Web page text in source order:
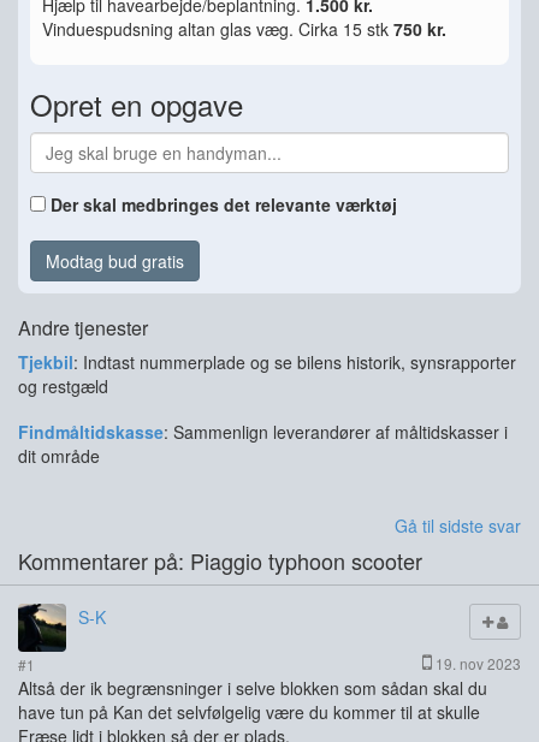
Hjælp til havearbejde/beplantning. 1.500 kr.
Vinduespudsning altan glas væg. Cirka 15 stk 750 kr.
Opret en opgave
Der skal medbringes det relevante værktøj
Modtag bud gratis
Andre tjenester
Tjekbil: Indtast nummerplade og se bilens historik, synsrapporter
og restgæld
Findmåltidskasse: Sammenlign leverandører af måltidskasser i
dit område
Gå til sidste svar
Kommentarer på: Piaggio typhoon scooter
S-K
#1 19. nov 2023
Altså der ik begrænsninger i selve blokken som sådan skal du
have tun på Kan det selvfølgelig være du kommer til at skulle
Fræse lidt i blokken så der er plads.